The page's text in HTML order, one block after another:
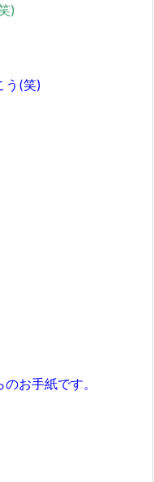
)
う(笑)
お手紙です。